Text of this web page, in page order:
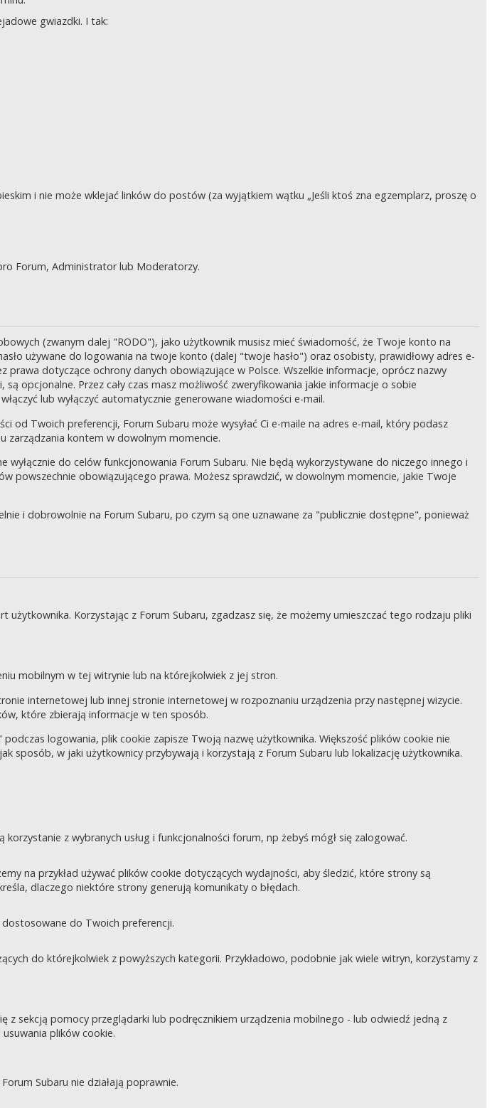
gwiazdki. I tak:
i nie może wklejać linków do postów (za wyjątkiem wątku „Jeśli ktoś zna egzemplarz, proszę o
Forum, Administrator lub Moderatorzy.
(zwanym dalej "RODO"), jako użytkownik musisz mieć świadomość, że Twoje konto na
używane do logowania na twoje konto (dalej "twoje hasło") oraz osobisty, prawidłowy adres e-
dotyczące ochrony danych obowiązujące w Polsce. Wszelkie informacje, oprócz nazwy
opcjonalne. Przez cały czas masz możliwość zweryfikowania jakie informacje o sobie
lub wyłączyć automatycznie generowane wiadomości e-mail.
od Twoich preferencji, Forum Subaru może wysyłać Ci e-maile na adres e-mail, który podasz
zarządzania kontem w dowolnym momencie.
do celów funkcjonowania Forum Subaru. Nie będą wykorzystywane do niczego innego i
powszechnie obowiązującego prawa. Możesz sprawdzić, w dowolnym momencie, jakie Twoje
i dobrowolnie na Forum Subaru, po czym są one uznawane za "publicznie dostępne", ponieważ
Korzystając z Forum Subaru, zgadzasz się, że możemy umieszczać tego rodzaju pliki
mobilnym w tej witrynie lub na którejkolwiek z jej stron.
internetowej lub innej stronie internetowej w rozpoznaniu urządzenia przy następnej wizycie.
które zbierają informacje w ten sposób.
logowania, plik cookie zapisze Twoją nazwę użytkownika. Większość plików cookie nie
sposób, w jaki użytkownicy przybywają i korzystają z Forum Subaru lub lokalizację użytkownika.
z wybranych usług i funkcjonalności forum, np żebyś mógł się zalogować.
na przykład używać plików cookie dotyczących wydajności, aby śledzić, które strony są
dlaczego niektóre strony generują komunikaty o błędach.
do Twoich preferencji.
do którejkolwiek z powyższych kategorii. Przykładowo, podobnie jak wiele witryn, korzystamy z
z sekcją pomocy przeglądarki lub podręcznikiem urządzenia mobilnego - lub odwiedź jedną z
plików cookie.
Subaru nie działają poprawnie.